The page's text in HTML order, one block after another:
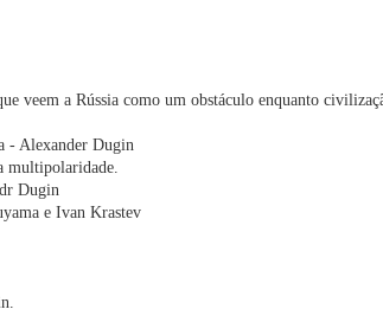
veem a Rússia como um obstáculo enquanto
- Alexander Dugin
multipolaridade.
Dugin
e Ivan Krastev